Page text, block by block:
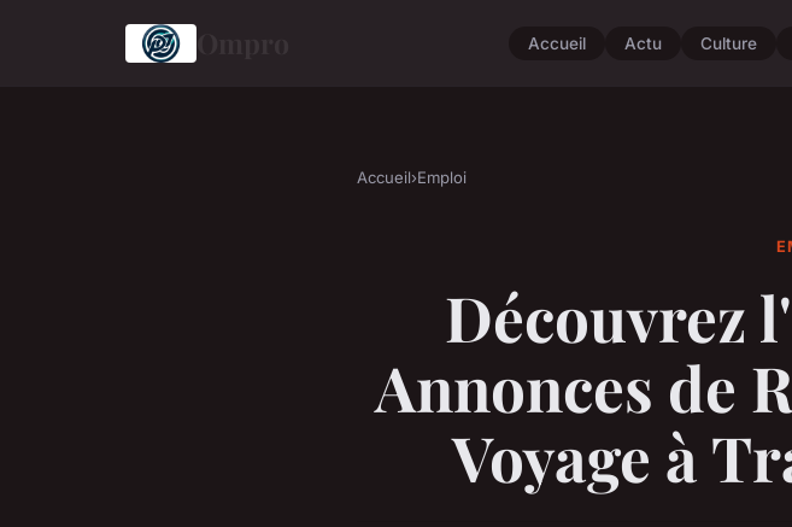
Accueil Actu Culture
Accueil›Emploi
Découvrez
Annonces de
Voyage à